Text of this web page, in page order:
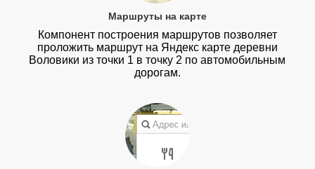
Маршруты на карте
Компонент построения маршрутов позволяет
проложить маршрут на Яндекс карте деревни
Воловики из точки 1 в точку 2 по автомобильным
дорогам.